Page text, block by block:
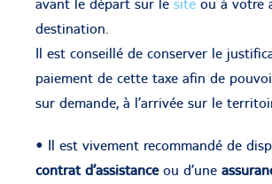
destination.
Il est conseillé de conserver le
paiement de cette taxe afin de
sur demande, à l’arrivée sur le
• Il est vivement recommandé de
contrat d’assistanceou d’une